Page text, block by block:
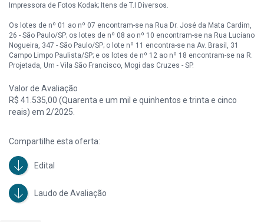
Impressora de Fotos Kodak; Itens de T.I Diversos.
Os lotes de nº 01 ao nº 07 encontram-se na Rua Dr. José da Mata Cardim,
26 - São Paulo/SP; os lotes de nº 08 ao nº 10 encontram-se na Rua Luciano
Nogueira, 347 - São Paulo/SP; o lote nº 11 encontra-se na Av. Brasil, 31
Campo Limpo Paulista/SP; e os lotes de nº 12 ao nº 18 encontram-se na R.
Projetada, Um - Vila São Francisco, Mogi das Cruzes - SP.
Valor de Avaliação
R$ 41.535,00 (Quarenta e um mil e quinhentos e trinta e cinco
reais) em 2/2025.
Compartilhe esta oferta:
Edital
Laudo de Avaliação